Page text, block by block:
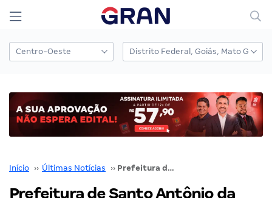
Início ›› Últimas Notícias ›› Prefeitura de Santo Antônio da Platina – PR divulga edital de concurso público para todos os níveis. Iniciais de até R$ 3.590,43
Prefeitura de Santo Antônio da